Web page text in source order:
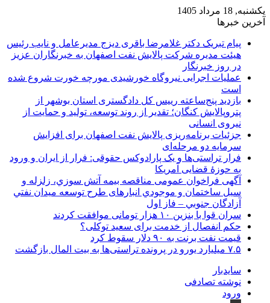
یکشنبه, 18 مرداد 1405
آخرین خبرها
پیام تبریک دکتر غلامرضا باقری دیزج مدیرعامل و نایب رئیس
هیئت مدیره شرکت پالایش نفت اصفهان به خبرنگاران عزیز
در روز خبرنگار
عملیات اجرایی نیروگاه خورشیدی مورچه خورت شروع شده
است
بازدید پنج‌ساعته رییس کل دادگستری استان بوشهر از
پتروپالایش کنگان؛ تقدیر از روند توسعه، تولید و حمایت از
نیروی انسانی
جزئیات برنامه‌ریزی پالایش نفت اصفهان برای افزایش
سرمایه دو مرحله‌ای
فرار تراستی‌ها و یک پارادوکس حقوقی: فرار از ایران و ورود
به حوزۀ قضایی آمریکا
آگهی فراخوان عمومی مناقصه بيمه آتش سوزي، زلزله و
سیل ساختمان و موجودي انبارهای طرح توسعه ميدان نفتي
آزادگان جنوبي – فاز اول
سران قوا با بنزین ۱۰ هزار تومانی موافقت کردند
حکم انفصال از خدمت برای سعید توکلی؟
قیمت نفت برنت به ۹۰ دلار سقوط کرد
۷.۵ میلیارد یورو در پرونده تراستی‌ها به بیت المال بازگشت
سایدبار
نوشته تصادفی
ورود